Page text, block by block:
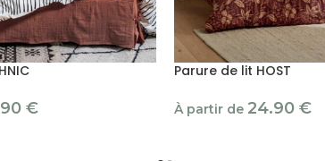
€
Parure de lit HOST
À partir de 24.90 €